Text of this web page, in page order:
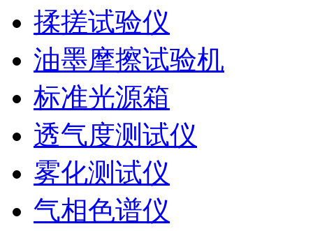
揉搓试验仪
油墨摩擦试验机
标准光源箱
透气度测试仪
雾化测试仪
气相色谱仪